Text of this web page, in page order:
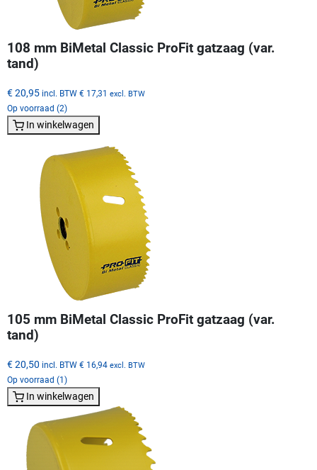
108 mm BiMetal Classic ProFit gatzaag (var.
tand)
€ 20,95 incl. BTW € 17,31 excl. BTW
Op voorraad (2)
In winkelwagen
105 mm BiMetal Classic ProFit gatzaag (var.
tand)
€ 20,50 incl. BTW € 16,94 excl. BTW
Op voorraad (1)
In winkelwagen